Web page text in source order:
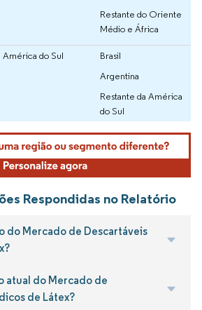
Restante do Oriente
Médio e África
América do Sul
Brasil
Argentina
Restante da América
do Sul
Respondidas no Relatório
do Mercado de Descartáveis
atual do Mercado de
de Látex?